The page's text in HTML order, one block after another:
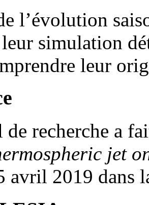
l’évolution
simulation
leur
de recherche a
jet
avril 2019 dans